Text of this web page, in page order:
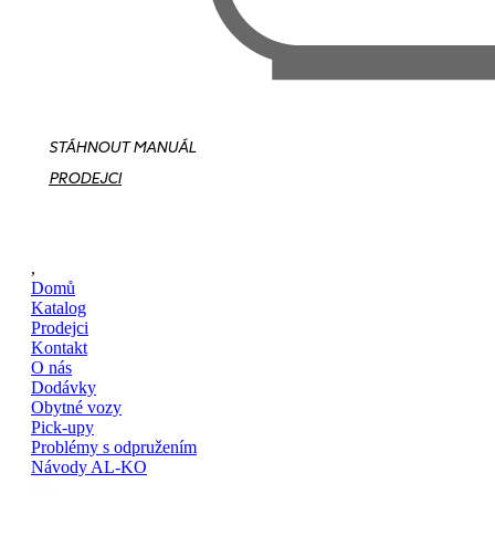
STÁHNOUT MANUÁL
PRODEJCI
,
Domů
Katalog
Prodejci
Kontakt
O nás
Dodávky
Obytné vozy
Pick-upy
Problémy s odpružením
Návody AL-KO